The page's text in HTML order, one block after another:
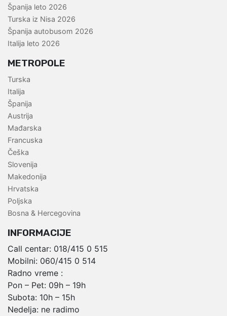
Španija leto 2026
Turska iz Nisa 2026
Španija autobusom 2026
Italija leto 2026
METROPOLE
Turska
Italija
Španija
Austrija
Mađarska
Francuska
Češka
Slovenija
Makedonija
Hrvatska
Poljska
Bosna & Hercegovina
INFORMACIJE
Call centar: 018/415 0 515
Mobilni: 060/415 0 514
Radno vreme :
Pon – Pet: 09h – 19h
Subota: 10h – 15h
Nedelja: ne radimo